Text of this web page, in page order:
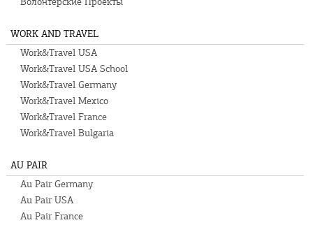
WORK AND TRAVEL
Work&Travel USA
Work&Travel USA School
Work&Travel Germany
Work&Travel Mexico
Work&Travel France
Work&Travel Bulgaria
AU PAIR
Au Pair Germany
Au Pair USA
Au Pair France